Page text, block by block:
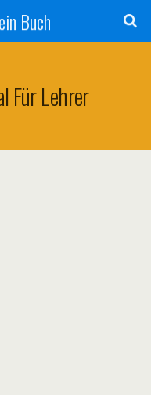
Buch
Für Lehrer